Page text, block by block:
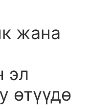
жана
эл
өтүүдө